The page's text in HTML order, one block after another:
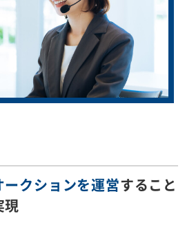
クションを運営すること
現